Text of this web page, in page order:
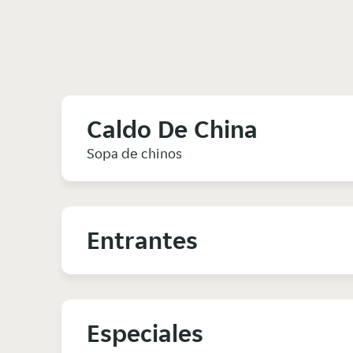
Caldo De China
Sopa de chinos
Entrantes
Especiales